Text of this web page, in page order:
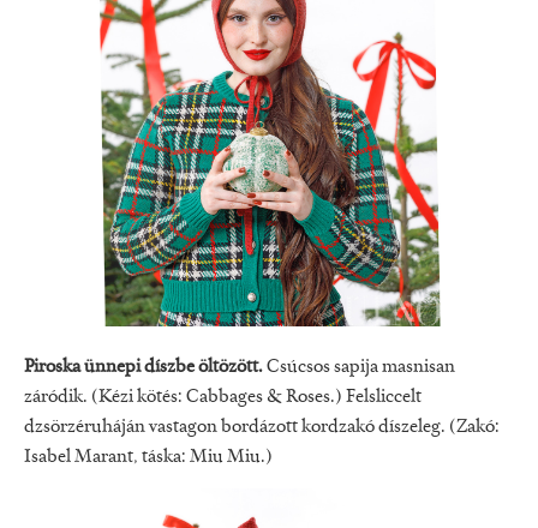
Piroska ünnepi díszbe öltözött.Csúcsos sapija masnisan
záródik. (Kézi kötés: Cabbages & Roses.) Felsliccelt
dzsörzéruháján vastagon bordázott kordzakó díszeleg. (Zakó:
Isabel Marant, táska: Miu Miu.)